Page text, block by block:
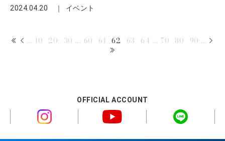
2024.04.20 イベント
... 10 20 30 ... 60 61 62 63 64 ... 70 80 90 ...
OFFICIAL ACCOUNT